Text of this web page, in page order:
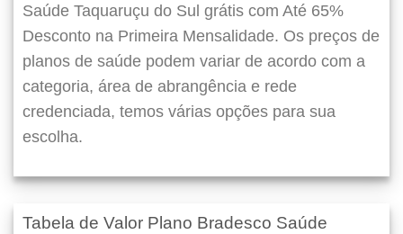
Saúde Taquaruçu do Sul grátis com Até 65%
Desconto na Primeira Mensalidade. Os preços de
planos de saúde podem variar de acordo com a
categoria, área de abrangência e rede
credenciada, temos várias opções para sua
escolha.
Tabela de Valor Plano Bradesco Saúde